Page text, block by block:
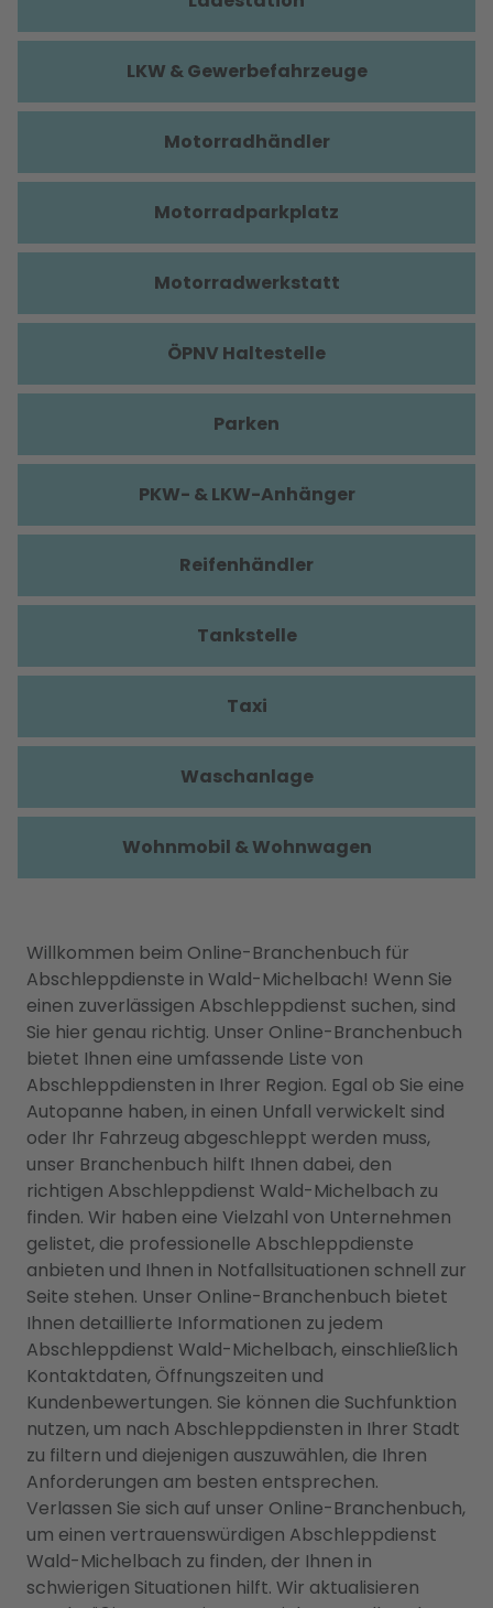
Willkommen beim Online-Branchenbuch für
Abschleppdienste in Wald-Michelbach! Wenn Sie
einen zuverlässigen Abschleppdienst suchen, sind
Sie hier genau richtig. Unser Online-Branchenbuch
bietet Ihnen eine umfassende Liste von
Abschleppdiensten in Ihrer Region. Egal ob Sie eine
Autopanne haben, in einen Unfall verwickelt sind
oder Ihr Fahrzeug abgeschleppt werden muss,
unser Branchenbuch hilft Ihnen dabei, den
richtigen Abschleppdienst Wald-Michelbach zu
finden. Wir haben eine Vielzahl von Unternehmen
gelistet, die professionelle Abschleppdienste
anbieten und Ihnen in Notfallsituationen schnell zur
Seite stehen. Unser Online-Branchenbuch bietet
Ihnen detaillierte Informationen zu jedem
Abschleppdienst Wald-Michelbach, einschließlich
Kontaktdaten, Öffnungszeiten und
Kundenbewertungen. Sie können die Suchfunktion
nutzen, um nach Abschleppdiensten in Ihrer Stadt
zu filtern und diejenigen auszuwählen, die Ihren
Anforderungen am besten entsprechen.
Verlassen Sie sich auf unser Online-Branchenbuch,
um einen vertrauenswürdigen Abschleppdienst
Wald-Michelbach zu finden, der Ihnen in
schwierigen Situationen hilft. Wir aktualisieren
LKW & Gewerbefahrzeuge
Motorradhändler
Motorradparkplatz
Motorradwerkstatt
ÖPNV Haltestelle
Parken
PKW- & LKW-Anhänger
Reifenhändler
Tankstelle
Taxi
Waschanlage
Wohnmobil & Wohnwagen